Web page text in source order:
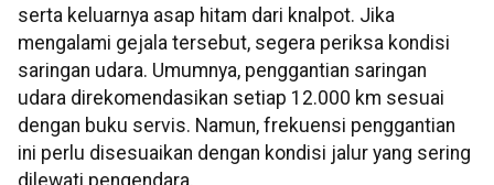
serta keluarnya asap hitam dari knalpot. Jika
mengalami gejala tersebut, segera periksa kondisi
saringan udara. Umumnya, penggantian saringan
udara direkomendasikan setiap 12.000 km sesuai
dengan buku servis. Namun, frekuensi penggantian
ini perlu disesuaikan dengan kondisi jalur yang sering
dilewati pengendara.